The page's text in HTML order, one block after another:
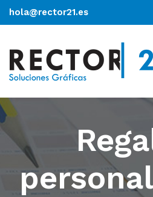
hola@rector21.es